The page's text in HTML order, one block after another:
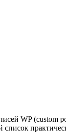
WP (custom